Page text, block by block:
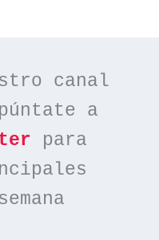
canal
a
para